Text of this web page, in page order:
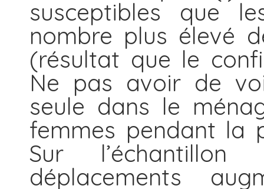
susceptibles que
nombre plus élevé
(résultat que le
Ne pas avoir de
seule dans le
femmes pendant la
Sur
déplacements